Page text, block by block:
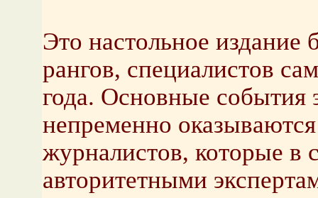
Это настольное издание
рангов, специалистов
года. Основные события
непременно
журналистов, которые в
авторитетными